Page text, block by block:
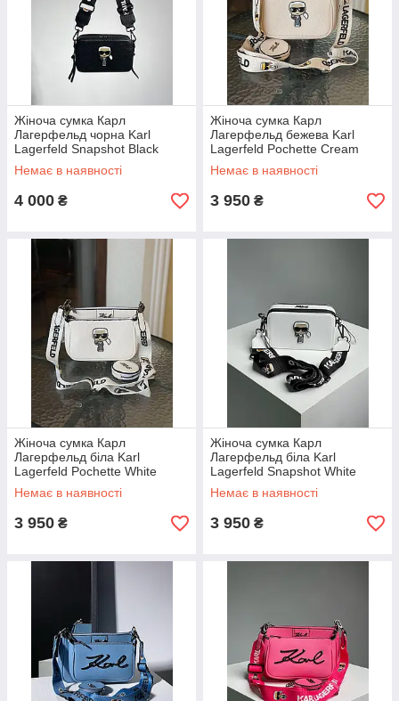
Жіноча сумка Карл
Лагерфельд чорна Karl
Lagerfeld Snapshot Black
Немає в наявності
4 000 ₴
Жіноча сумка Карл
Лагерфельд бежева Karl
Lagerfeld Pochette Cream
Немає в наявності
3 950 ₴
Жіноча сумка Карл
Лагерфельд біла Karl
Lagerfeld Pochette White
Немає в наявності
3 950 ₴
Жіноча сумка Карл
Лагерфельд біла Karl
Lagerfeld Snapshot White
Немає в наявності
3 950 ₴